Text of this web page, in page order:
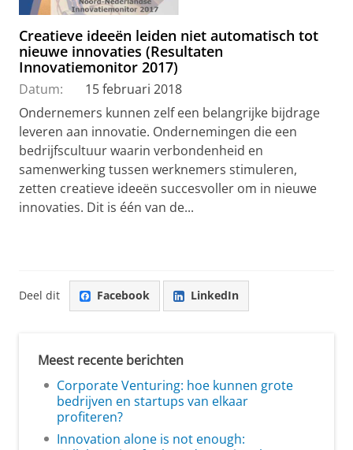
Creatieve ideeën leiden niet automatisch tot
nieuwe innovaties (Resultaten
Innovatiemonitor 2017)
Datum:
15 februari 2018
Ondernemers kunnen zelf een belangrijke bijdrage
leveren aan innovatie. Ondernemingen die een
bedrijfscultuur waarin verbondenheid en
samenwerking tussen werknemers stimuleren,
zetten creatieve ideeën succesvoller om in nieuwe
innovaties. Dit is één van de...
Deel dit Facebook LinkedIn
Meest recente berichten
Corporate Venturing: hoe kunnen grote
bedrijven en startups van elkaar
profiteren?
Innovation alone is not enough: